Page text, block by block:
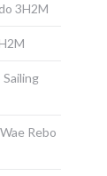
3H2M
Rebo